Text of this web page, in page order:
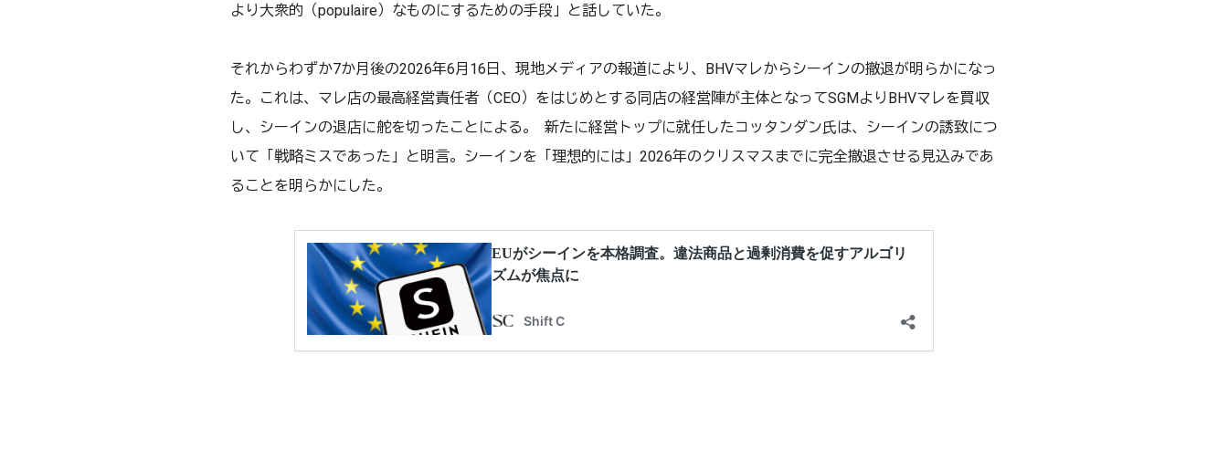
より大衆的（populaire）なものにするための手段」と話していた。
それからわずか7か月後の2026年6月16日、現地メディアの報道により、BHVマレからシーインの撤退が明らかになっ
た。これは、マレ店の最高経営責任者（CEO）をはじめとする同店の経営陣が主体となってSGMよりBHVマレを買収
し、シーインの退店に舵を切ったことによる。 新たに経営トップに就任したコッタンダン氏は、シーインの誘致につ
いて「戦略ミスであった」と明言。シーインを「理想的には」2026年のクリスマスまでに完全撤退させる見込みであ
ることを明らかにした。